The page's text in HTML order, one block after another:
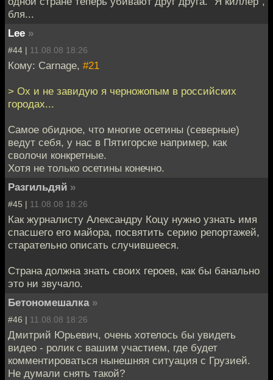
бля...
Lee »
#44 | 11.08.08 18:26
Кому: Carnage, #21
> Ох и не завидую я черножопым в российских
городах...
Самое обидное, что многие осетины (северные)
ведут себя, у нас в Пятигорске например, как
сволочи конкретные.
Хотя не только осетины конечно.
Разгильдяй »
#45 | 11.08.08 18:26
Как журналисту Александру Коцу нужно узнать имя
спасшего его майора, посвятить серию репортажей,
старательно описать случившееся.
Страна должна знать своих героев, как бы банально
это ни звучало.
Бетономешалка »
#46 | 11.08.08 18:26
Дмитрий Юрьевич, очень хотелось бы увидеть
видео - ролик с вашим участием, где будет
комментироваться нынешняя ситуация с Грузией.
Не думали снять такой?